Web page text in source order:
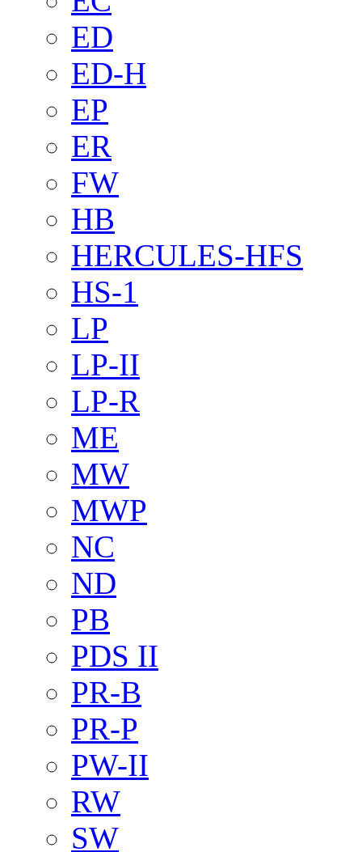
ED
ED-H
EP
ER
FW
HB
HERCULES-HFS
HS-1
LP
LP-II
LP-R
ME
MW
MWP
NC
ND
PB
PDS II
PR-B
PR-P
PW-II
RW
SW